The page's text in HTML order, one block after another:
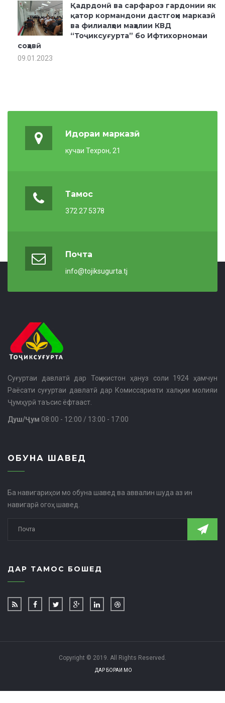
Қадрдонӣ ва сарфароз гардонии як
қатор кормандони дастгоҳи марказӣ
ва филиалҳои маҳалии КВД
“Тоҷиксуғурта” бо Ифтихорномаи
соҳавӣ
09.01.2023
Идораи марказӣ
кучаи Техрон, 21
Тамос
372 27 5378
Почта
info@tojiksugurta.tj
Суғуртаи давлатӣ дар Тоҷикистон ҳануз соли 1924 ҳамчун
Раёсати суғуртаи давлатӣ дар Комиссариати халқии молияи
Ҷумҳурӣ таъсис ёфтааст.
Душ/Ҷум 08:00 - 12:00 / 13:00 - 17:00
ОБУНА ШАВЕД
Ба навигариҳои мо обуна шавед ва аввалин шуда аз ин
навигарӣ огоҳ шавед.
ДАР ТАМОС БОШЕД
Copyright © 2019. All Rights Reserved.
ДАР БОРАИ МО